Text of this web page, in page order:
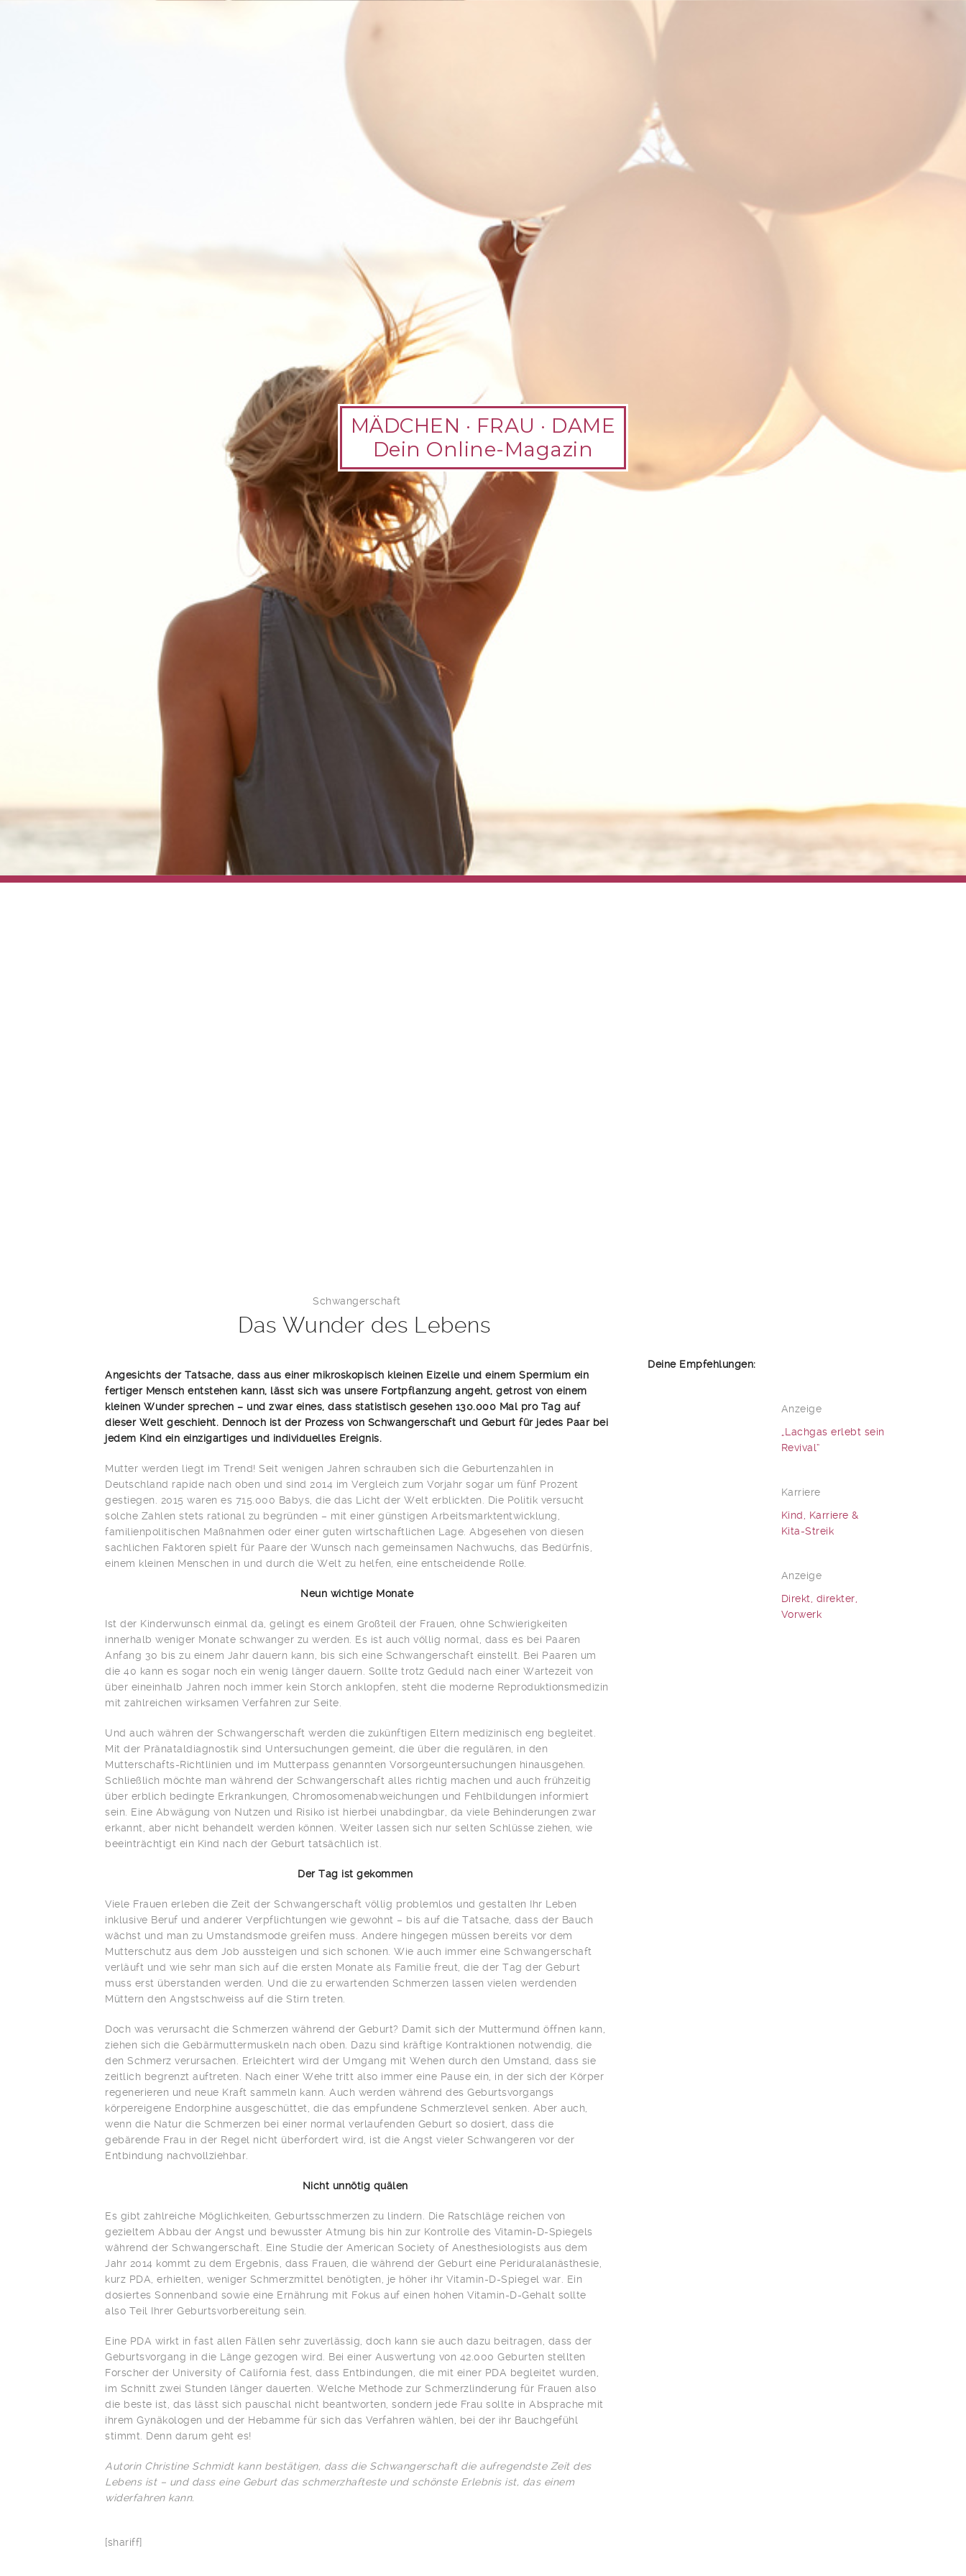
MÄDCHEN · FRAU · DAME
Dein Online-Magazin
Schwangerschaft
Das Wunder des Lebens
Angesichts der Tatsache, dass aus einer mikroskopisch kleinen Eizelle und einem Spermium ein
fertiger Mensch entstehen kann, lässt sich was unsere Fortpflanzung angeht, getrost von einem
kleinen Wunder sprechen – und zwar eines, dass statistisch gesehen 130.000 Mal pro Tag auf
dieser Welt geschieht. Dennoch ist der Prozess von Schwangerschaft und Geburt für jedes Paar bei
jedem Kind ein einzigartiges und individuelles Ereignis.
Mutter werden liegt im Trend! Seit wenigen Jahren schrauben sich die Geburtenzahlen in
Deutschland rapide nach oben und sind 2014 im Vergleich zum Vorjahr sogar um fünf Prozent
gestiegen. 2015 waren es 715.000 Babys, die das Licht der Welt erblickten. Die Politik versucht
solche Zahlen stets rational zu begründen – mit einer günstigen Arbeitsmarktentwicklung,
familienpolitischen Maßnahmen oder einer guten wirtschaftlichen Lage. Abgesehen von diesen
sachlichen Faktoren spielt für Paare der Wunsch nach gemeinsamen Nachwuchs, das Bedürfnis,
einem kleinen Menschen in und durch die Welt zu helfen, eine entscheidende Rolle.
Neun wichtige Monate
Ist der Kinderwunsch einmal da, gelingt es einem Großteil der Frauen, ohne Schwierigkeiten
innerhalb weniger Monate schwanger zu werden. Es ist auch völlig normal, dass es bei Paaren
Anfang 30 bis zu einem Jahr dauern kann, bis sich eine Schwangerschaft einstellt. Bei Paaren um
die 40 kann es sogar noch ein wenig länger dauern. Sollte trotz Geduld nach einer Wartezeit von
über eineinhalb Jahren noch immer kein Storch anklopfen, steht die moderne Reproduktionsmedizin
mit zahlreichen wirksamen Verfahren zur Seite.
Und auch währen der Schwangerschaft werden die zukünftigen Eltern medizinisch eng begleitet.
Mit der Pränataldiagnostik sind Untersuchungen gemeint, die über die regulären, in den
Mutterschafts-Richtlinien und im Mutterpass genannten Vorsorgeuntersuchungen hinausgehen.
Schließlich möchte man während der Schwangerschaft alles richtig machen und auch frühzeitig
über erblich bedingte Erkrankungen, Chromosomenabweichungen und Fehlbildungen informiert
sein. Eine Abwägung von Nutzen und Risiko ist hierbei unabdingbar, da viele Behinderungen zwar
erkannt, aber nicht behandelt werden können. Weiter lassen sich nur selten Schlüsse ziehen, wie
beeinträchtigt ein Kind nach der Geburt tatsächlich ist.
Der Tag ist gekommen
Viele Frauen erleben die Zeit der Schwangerschaft völlig problemlos und gestalten Ihr Leben
inklusive Beruf und anderer Verpflichtungen wie gewohnt – bis auf die Tatsache, dass der Bauch
wächst und man zu Umstandsmode greifen muss. Andere hingegen müssen bereits vor dem
Mutterschutz aus dem Job aussteigen und sich schonen. Wie auch immer eine Schwangerschaft
verläuft und wie sehr man sich auf die ersten Monate als Familie freut, die der Tag der Geburt
muss erst überstanden werden. Und die zu erwartenden Schmerzen lassen vielen werdenden
Müttern den Angstschweiss auf die Stirn treten.
Doch was verursacht die Schmerzen während der Geburt? Damit sich der Muttermund öffnen kann,
ziehen sich die Gebärmuttermuskeln nach oben. Dazu sind kräftige Kontraktionen notwendig, die
den Schmerz verursachen. Erleichtert wird der Umgang mit Wehen durch den Umstand, dass sie
zeitlich begrenzt auftreten. Nach einer Wehe tritt also immer eine Pause ein, in der sich der Körper
regenerieren und neue Kraft sammeln kann. Auch werden während des Geburtsvorgangs
körpereigene Endorphine ausgeschüttet, die das empfundene Schmerzlevel senken. Aber auch,
wenn die Natur die Schmerzen bei einer normal verlaufenden Geburt so dosiert, dass die
gebärende Frau in der Regel nicht überfordert wird, ist die Angst vieler Schwangeren vor der
Entbindung nachvollziehbar.
Nicht unnötig quälen
Es gibt zahlreiche Möglichkeiten, Geburtsschmerzen zu lindern. Die Ratschläge reichen von
gezieltem Abbau der Angst und bewusster Atmung bis hin zur Kontrolle des Vitamin-D-Spiegels
während der Schwangerschaft. Eine Studie der American Society of Anesthesiologists aus dem
Jahr 2014 kommt zu dem Ergebnis, dass Frauen, die während der Geburt eine Periduralanästhesie,
kurz PDA, erhielten, weniger Schmerzmittel benötigten, je höher ihr Vitamin-D-Spiegel war. Ein
dosiertes Sonnenband sowie eine Ernährung mit Fokus auf einen hohen Vitamin-D-Gehalt sollte
also Teil Ihrer Geburtsvorbereitung sein.
Eine PDA wirkt in fast allen Fällen sehr zuverlässig, doch kann sie auch dazu beitragen, dass der
Geburtsvorgang in die Länge gezogen wird. Bei einer Auswertung von 42.000 Geburten stellten
Forscher der University of California fest, dass Entbindungen, die mit einer PDA begleitet wurden,
im Schnitt zwei Stunden länger dauerten. Welche Methode zur Schmerzlinderung für Frauen also
die beste ist, das lässt sich pauschal nicht beantworten, sondern jede Frau sollte in Absprache mit
ihrem Gynäkologen und der Hebamme für sich das Verfahren wählen, bei der ihr Bauchgefühl
stimmt. Denn darum geht es!
Autorin Christine Schmidt kann bestätigen, dass die Schwangerschaft die aufregendste Zeit des
Lebens ist – und dass eine Geburt das schmerzhafteste und schönste Erlebnis ist, das einem
widerfahren kann.
[shariff]
Deine Empfehlungen:
Anzeige
„Lachgas erlebt sein
Revival“
Karriere
Kind, Karriere &
Kita-Streik
Anzeige
Direkt, direkter,
Vorwerk